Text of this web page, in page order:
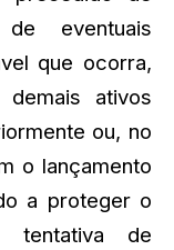
eventuais
que ocorra,
ativos
ou, no
o lançamento
a proteger o
tentativa de